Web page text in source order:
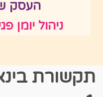
העסק
ניהול
תקשורת